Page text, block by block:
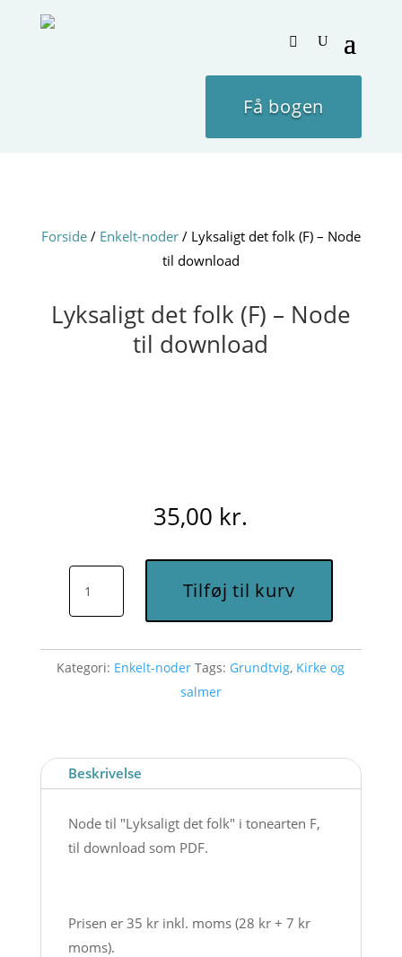
Få bogen
Forside/ Enkelt-noder/ Lyksaligt det folk (F) – Node
til download
Lyksaligt det folk (F) – Node
til download
35,00 kr.
det
(F)
-
antal
Tilføj til kurv
Kategori: Enkelt-noder Tags: Grundtvig, Kirke og
salmer
Beskrivelse
Node til "Lyksaligt det folk" i tonearten F,
til download som PDF.
Prisen er 35 kr inkl. moms (28 kr + 7 kr
moms).